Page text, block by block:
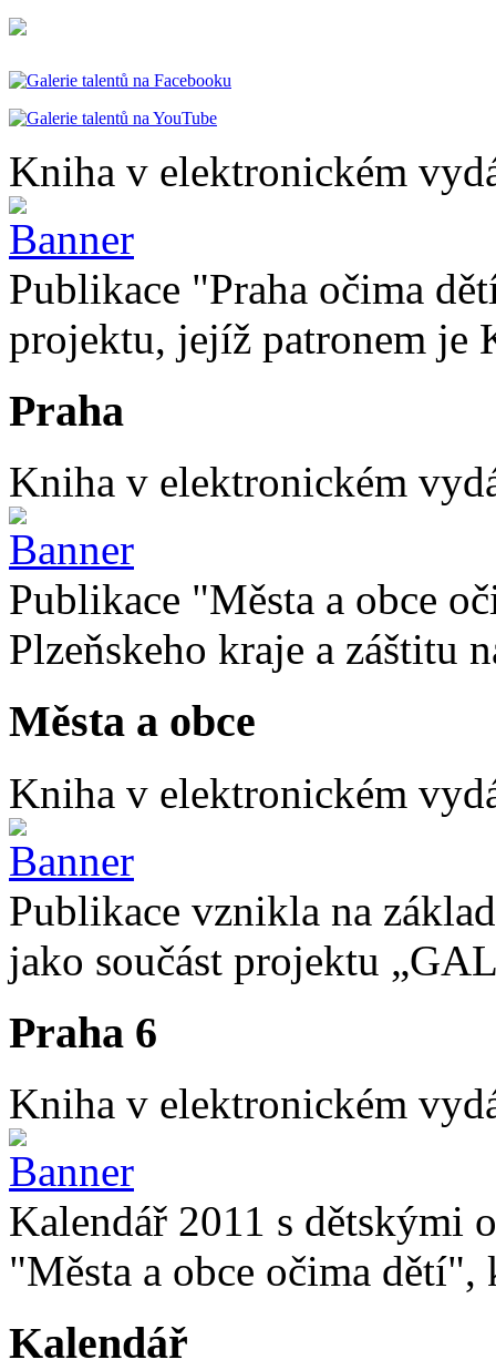
Kniha v elektronickém
Publikace "Praha očima
projektu, jejíž patronem je
Praha
Kniha v elektronickém
Publikace "Města a obce
Plzeňskeho kraje a záštitu
Města a obce
Kniha v elektronickém
Publikace vznikla na
jako součást projektu
Praha 6
Kniha v elektronickém
Kalendář 2011 s dětskými
"Města a obce očima
Kalendář